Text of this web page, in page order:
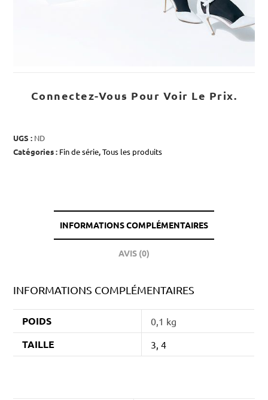
Connectez-Vous Pour Voir Le Prix.
UGS : ND
Catégories : Fin de série,Tous les produits
INFORMATIONS COMPLÉMENTAIRES
AVIS (0)
INFORMATIONS COMPLÉMENTAIRES
POIDS 0,1 kg
TAILLE 3, 4